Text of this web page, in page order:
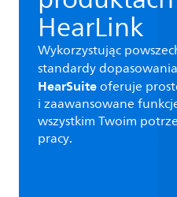
HearLink
Wykorzystując
standardy
HearSuiteoferuje
i zaawansowane
wszystkim Twoim
pracy.